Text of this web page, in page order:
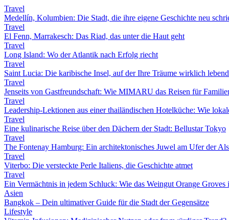
Travel
Medellín, Kolumbien: Die Stadt, die ihre eigene Geschichte neu
Travel
El Fenn, Marrakesch: Das Riad, das unter die Haut geht
Travel
Long Island: Wo der Atlantik nach Erfolg riecht
Travel
Saint Lucia: Die karibische Insel, auf der Ihre Träume wirklich
Travel
Jenseits von Gastfreundschaft: Wie MIMARU das Reisen für
Travel
Leadership-Lektionen aus einer thailändischen Hotelküche: Wie
Travel
Eine kulinarische Reise über den Dächern der Stadt: Bellustar Tokyo
Travel
The Fontenay Hamburg: Ein architektonisches Juwel am Ufer der
Travel
Viterbo: Die versteckte Perle Italiens, die Geschichte atmet
Travel
Ein Vermächtnis in jedem Schluck: Wie das Weingut Orange
Asien
Bangkok – Dein ultimativer Guide für die Stadt der Gegensätze
Lifestyle